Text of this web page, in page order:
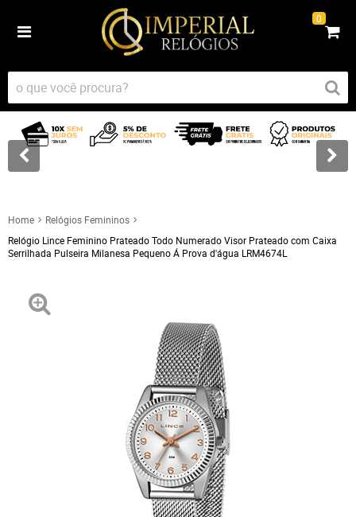
0
Home
Relógios Femininos
Relógio Lince Feminino Prateado Todo Numerado Visor Prateado com Caixa
Serrilhada Pulseira Milanesa Pequeno Á Prova d'água LRM4674L